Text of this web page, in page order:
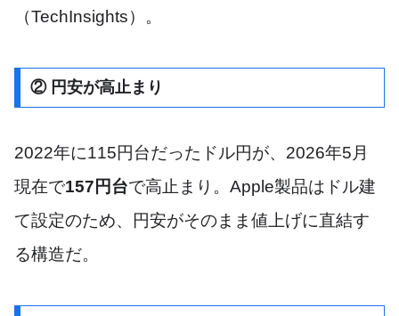
（TechInsights）。
② 円安が高止まり
2022年に115円台だったドル円が、2026年5月
現在で157円台で高止まり。Apple製品はドル建
て設定のため、円安がそのまま値上げに直結す
る構造だ。